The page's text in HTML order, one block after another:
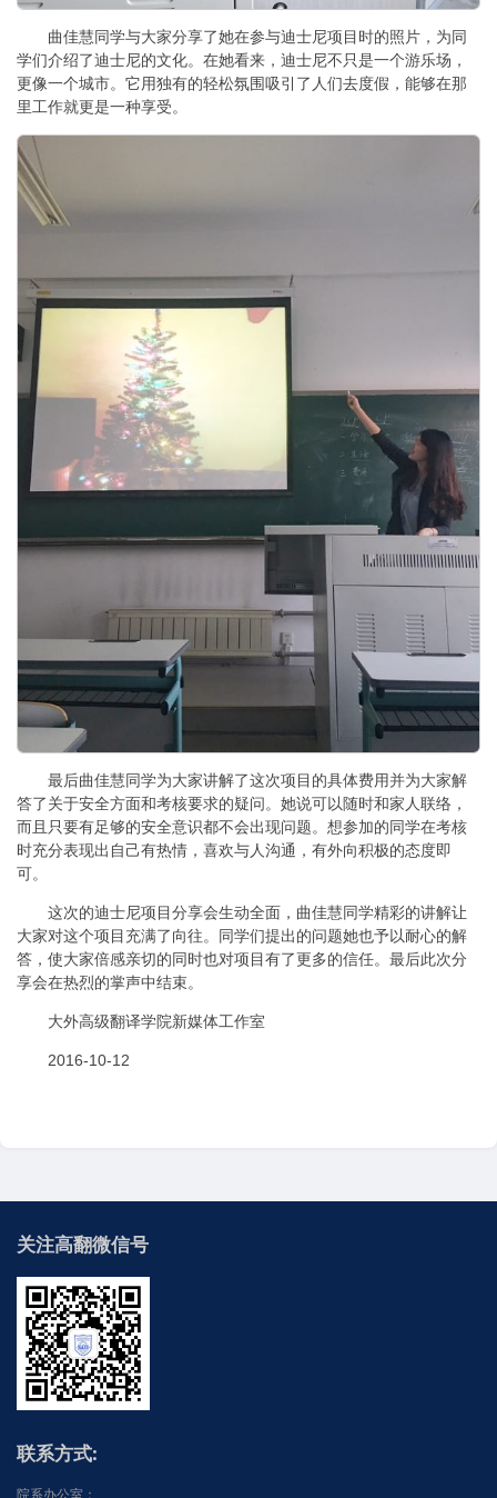
曲佳慧同学与大家分享了她在参与迪士尼项目时的照片，为同
学们介绍了迪士尼的文化。在她看来，迪士尼不只是一个游乐场，
更像一个城市。它用独有的轻松氛围吸引了人们去度假，能够在那
里工作就更是一种享受。
最后曲佳慧同学为大家讲解了这次项目的具体费用并为大家解
答了关于安全方面和考核要求的疑问。她说可以随时和家人联络，
而且只要有足够的安全意识都不会出现问题。想参加的同学在考核
时充分表现出自己有热情，喜欢与人沟通，有外向积极的态度即
可。
这次的迪士尼项目分享会生动全面，曲佳慧同学精彩的讲解让
大家对这个项目充满了向往。同学们提出的问题她也予以耐心的解
答，使大家倍感亲切的同时也对项目有了更多的信任。最后此次分
享会在热烈的掌声中结束。
大外高级翻译学院新媒体工作室
2016-10-12
关注高翻微信号
联系方式:
院系办公室：